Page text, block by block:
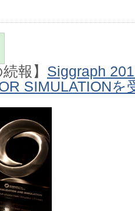
報】 Siggraph
SIMULATIONを